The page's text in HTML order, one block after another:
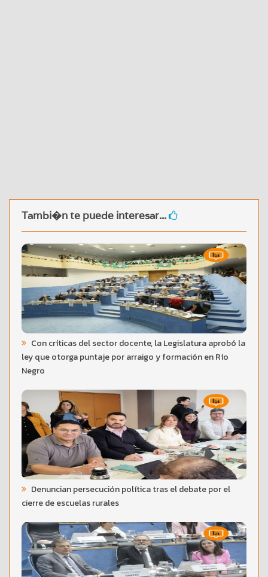
Tambi�n te puede interesar...
Con críticas del sector docente, la Legislatura aprobó la
ley que otorga puntaje por arraigo y formación en Río
Negro
Denuncian persecución política tras el debate por el
cierre de escuelas rurales